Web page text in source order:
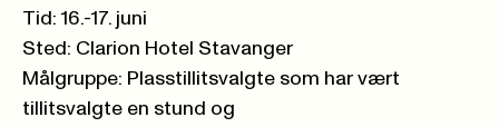
Tid: 16.-17. juni
Sted: Clarion Hotel Stavanger
Målgruppe: Plasstillitsvalgte som har vært
tillitsvalgte en stund og